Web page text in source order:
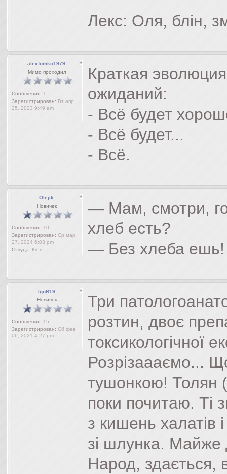
Лекс: Оля, блін,
alexfomko1979
Мимо проходил
Сообщения: 1
Зарегистрирован: Вт апр
25, 2023 9:49 am
Краткая
ожиданий:
- Всё будет
- Всё будет...
- Всё.
Olejik
Новичек
Сообщения: 10
Зарегистрирован: Ср мар
27, 2024 6:03 pm
Откуда: Київ
— Мам, смотри,
хлеб есть?
— Без хлеба ешь!
IgoR19
Новичек
Сообщения: 15
Зарегистрирован: Сб фев
06, 2021 4:27 pm
Три
розтин, двоє
токсикологічної
Розрізаааємо...
тушонкою! Толян
поки почитаю. Ті
з кишень халатів
зі шлунка. Майже
Народ, здається,